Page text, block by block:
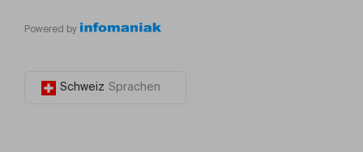
Powered by
Schweiz Sprachen